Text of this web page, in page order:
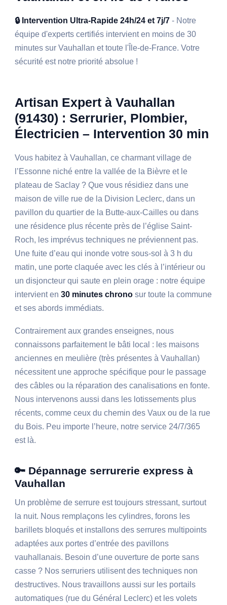
🔒 Intervention Ultra-Rapide 24h/24 et 7j/7 - Notre
équipe d'experts certifiés intervient en moins de 30
minutes sur Vauhallan et toute l'Île-de-France. Votre
sécurité est notre priorité absolue !
Artisan Expert à Vauhallan
(91430) : Serrurier, Plombier,
Électricien – Intervention 30 min
Vous habitez à Vauhallan, ce charmant village de
l’Essonne niché entre la vallée de la Bièvre et le
plateau de Saclay ? Que vous résidiez dans une
maison de ville rue de la Division Leclerc, dans un
pavillon du quartier de la Butte-aux-Cailles ou dans
une résidence plus récente près de l’église Saint-
Roch, les imprévus techniques ne préviennent pas.
Une fuite d’eau qui inonde votre sous-sol à 3 h du
matin, une porte claquée avec les clés à l’intérieur ou
un disjoncteur qui saute en plein orage : notre équipe
intervient en30 minutes chrono sur toute la commune
et ses abords immédiats.
Contrairement aux grandes enseignes, nous
connaissons parfaitement le bâti local : les maisons
anciennes en meulière (très présentes à Vauhallan)
nécessitent une approche spécifique pour le passage
des câbles ou la réparation des canalisations en fonte.
Nous intervenons aussi dans les lotissements plus
récents, comme ceux du chemin des Vaux ou de la rue
du Bois. Peu importe l’heure, notre service 24/7/365
est là.
🔑 Dépannage serrurerie express à
Vauhallan
Un problème de serrure est toujours stressant, surtout
la nuit. Nous remplaçons les cylindres, forons les
barillets bloqués et installons des serrures multipoints
adaptées aux portes d’entrée des pavillons
vauhallanais. Besoin d’une ouverture de porte sans
casse ? Nos serruriers utilisent des techniques non
destructives. Nous travaillons aussi sur les portails
automatiques (rue du Général Leclerc) et les volets